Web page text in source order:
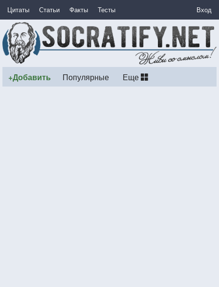
Цитаты Статьи Факты Тесты Вход
+Добавить Популярные Еще